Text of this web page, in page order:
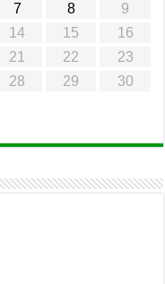
7 8
9
14 15
16
21 22
23
28 29
30